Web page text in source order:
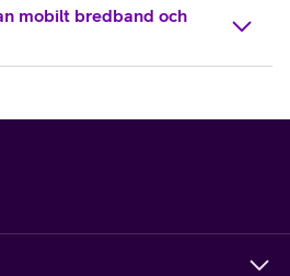
mobilt bredband och